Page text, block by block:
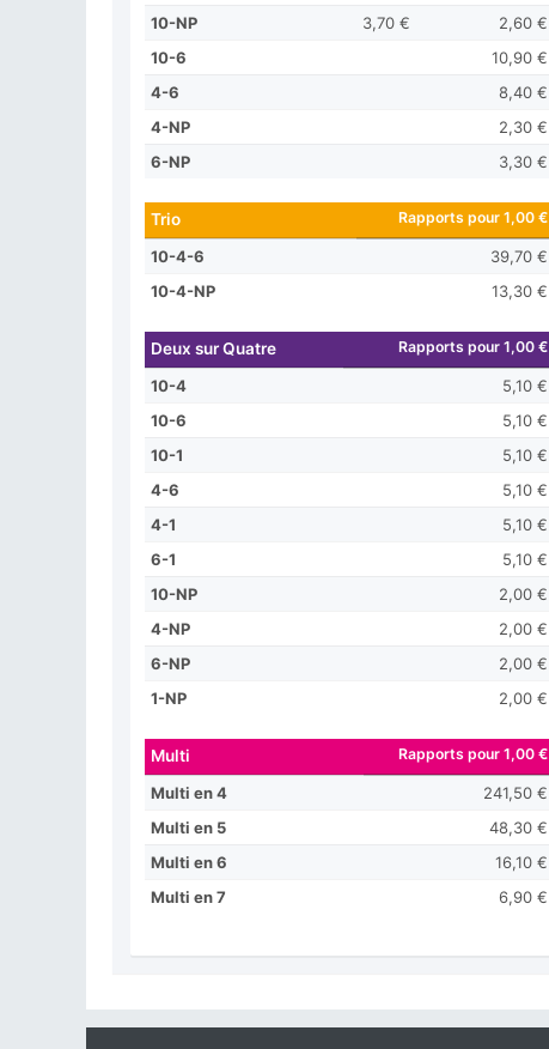
10-NP
3,70 €
2,60 €
10-6
10,90 €
4-6
8,40 €
4-NP
2,30 €
6-NP
3,30 €
Trio Rapports pour 1,00 €
10-4-6
39,70 €
10-4-NP
13,30 €
Deux sur Quatre Rapports pour 1,00 €
10-4
5,10 €
10-6
5,10 €
10-1
5,10 €
4-6
5,10 €
4-1
5,10 €
6-1
5,10 €
10-NP
2,00 €
4-NP
2,00 €
6-NP
2,00 €
1-NP
2,00 €
Multi Rapports pour 1,00 €
Multi en 4
241,50 €
Multi en 5
48,30 €
Multi en 6
16,10 €
Multi en 7
6,90 €